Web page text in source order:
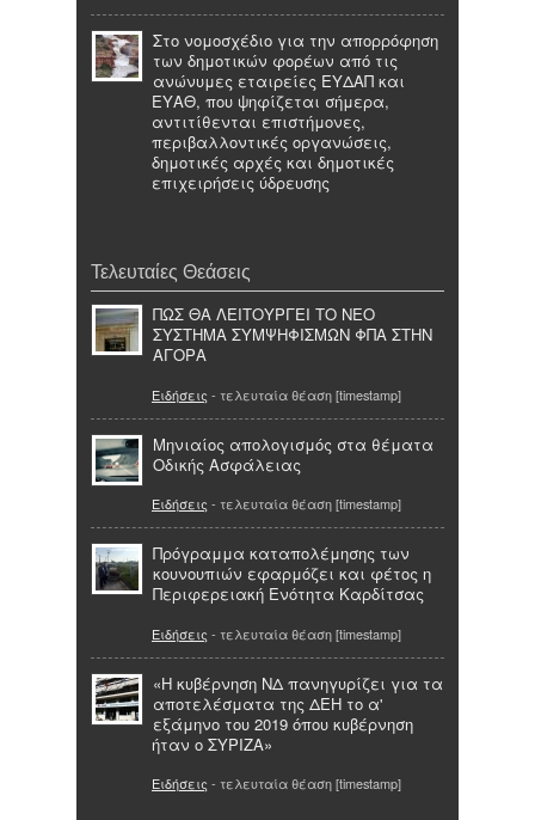
Στο νομοσχέδιο για την απορρόφηση
των δημοτικών φορέων από τις
ανώνυμες εταιρείες ΕΥΔΑΠ και
ΕΥΑΘ, που ψηφίζεται σήμερα,
αντιτίθενται επιστήμονες,
περιβαλλοντικές οργανώσεις,
δημοτικές αρχές και δημοτικές
επιχειρήσεις ύδρευσης
Τελευταίες Θεάσεις
ΠΩΣ ΘΑ ΛΕΙΤΟΥΡΓΕΙ ΤΟ ΝΕΟ
ΣΥΣΤΗΜΑ ΣΥΜΨΗΦΙΣΜΩΝ ΦΠΑ ΣΤΗΝ
ΑΓΟΡΑ
Ειδήσεις - τελευταία θέαση [timestamp]
Μηνιαίος απολογισμός στα θέματα
Οδικής Ασφάλειας
Ειδήσεις - τελευταία θέαση [timestamp]
Πρόγραμμα καταπολέμησης των
κουνουπιών εφαρμόζει και φέτος η
Περιφερειακή Ενότητα Καρδίτσας
Ειδήσεις - τελευταία θέαση [timestamp]
«Η κυβέρνηση ΝΔ πανηγυρίζει για τα
αποτελέσματα της ΔΕΗ το α'
εξάμηνο του 2019 όπου κυβέρνηση
ήταν ο ΣΥΡΙΖΑ»
Ειδήσεις - τελευταία θέαση [timestamp]